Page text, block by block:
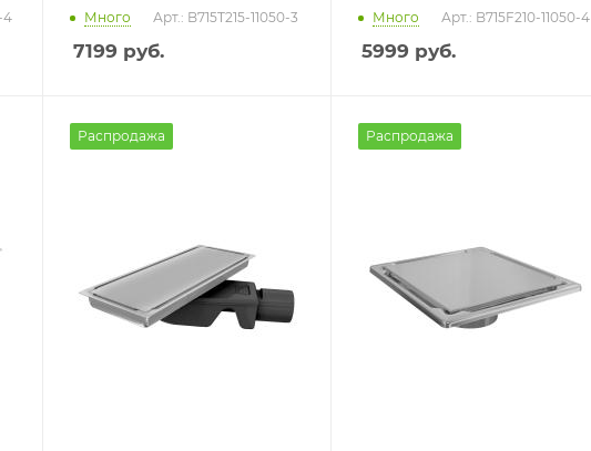
4 Много Арт.: B715T215-11050-3
7199 руб.
Много Арт.: B715F210-11050-4
5999 руб.
Распродажа Распродажа